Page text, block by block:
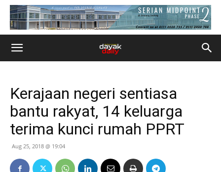
Kerajaan negeri sentiasa
bantu rakyat, 14 keluarga
terima kunci rumah PPRT
Aug 25, 2018 @ 19:04